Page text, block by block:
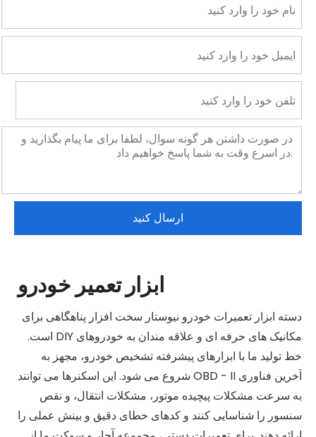
ارسال کنید
ابزار تعمیر خودرو
دسته ابزار تعمیرات خودرو نیوستار سخت افزار پناهگاهی برای
مکانیک های حرفه ای و علاقه مندان به خودروهای DIY است.
خط تولید ما با ابزارهای پیشرفته تشخیص خودرو، مجهز به
آخرین فناوری OBD - II شروع می شود. این اسکنرها می توانند
به سرعت مشکلات پیچیده موتور، مشکلات انتقال، و نقص
سنسور را شناسایی کنند و کدهای خطای دقیق و بینش عملی را